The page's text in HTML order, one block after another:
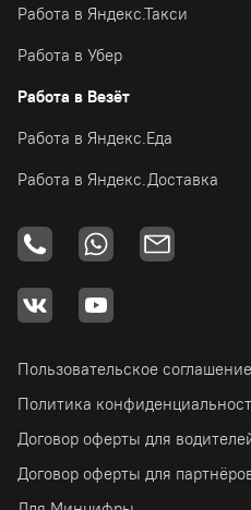
Работа в Яндекс.Такси
Работа в Убер
Работа в Везёт
Работа в Яндекс.Еда
Работа в Яндекс.Доставка
Пользовательское соглашение
Политика
Договор оферты для
Договор оферты для